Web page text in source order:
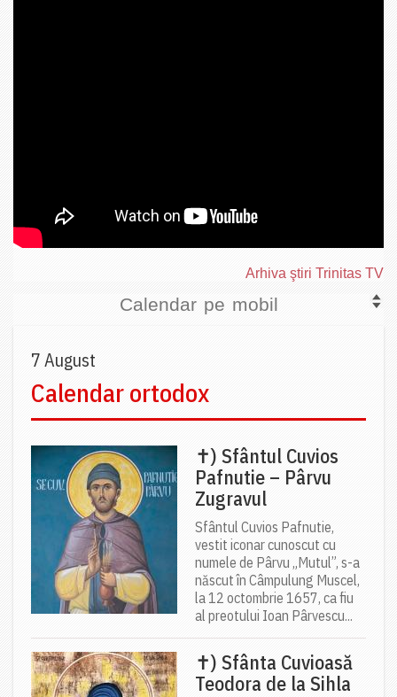
Arhiva ştiri Trinitas TV
Calendar pe mobil
7 August
Calendar ortodox
✝) Sfântul Cuvios
Pafnutie – Pârvu
Zugravul
Sfântul Cuvios Pafnutie,
vestit iconar cunoscut cu
numele de Pârvu „Mutul”, s-a
născut în Câmpulung Muscel,
la 12 octombrie 1657, ca fiu
al preotului Ioan Pârvescu...
✝) Sfânta Cuvioasă
Teodora de la Sihla